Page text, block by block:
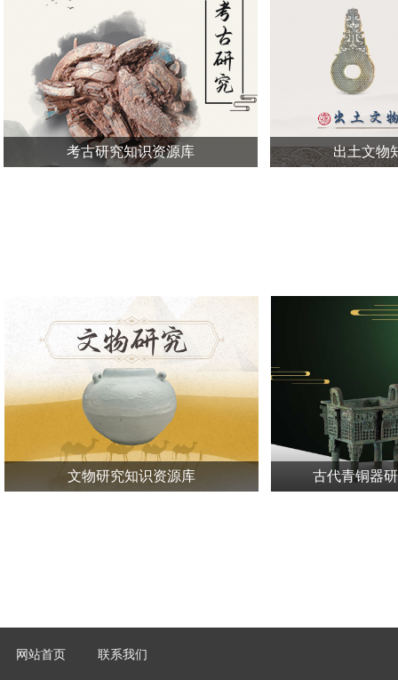
考古研究知识资源库 出土文物
文物研究知识资源库 古代青铜器
网站首页 联系我们